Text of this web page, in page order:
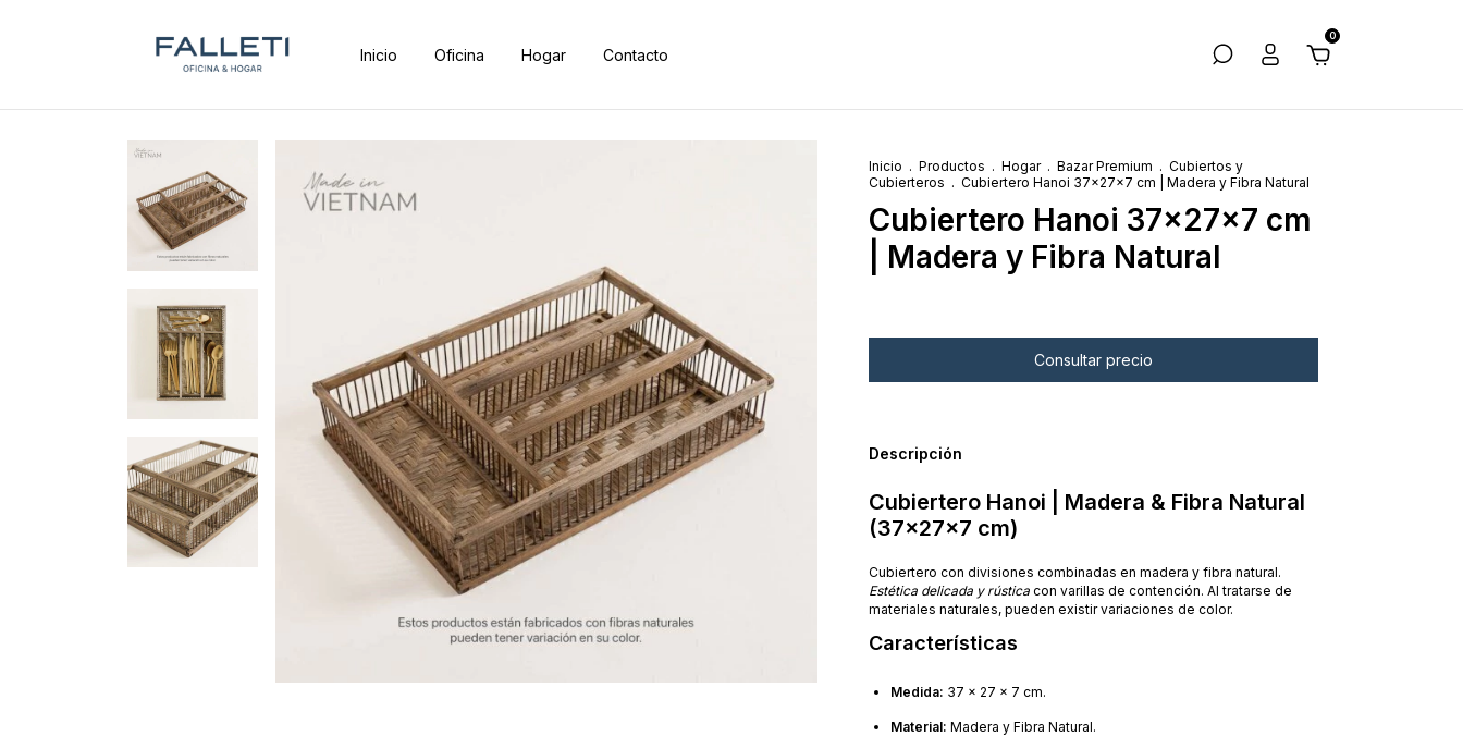
Inicio Oficina Hogar Contacto
0
Inicio . Productos . Hogar . Bazar Premium . Cubiertos y
Cubierteros . Cubiertero Hanoi 37x27x7 cm | Madera y Fibra Natural
Cubiertero Hanoi 37x27x7 cm
| Madera y Fibra Natural
Descripción
Cubiertero Hanoi | Madera & Fibra Natural
(37×27×7 cm)
Cubiertero con divisiones combinadas en madera y fibra natural.
Estética delicada y rústica con varillas de contención. Al tratarse de
materiales naturales, pueden existir variaciones de color.
Características
Medida: 37 x 27 x 7 cm.
Material: Madera y Fibra Natural.